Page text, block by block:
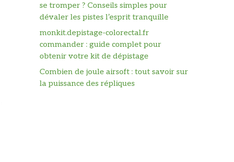
se tromper ? Conseils simples pour
dévaler les pistes l’esprit tranquille
monkit.depistage-colorectal.fr
commander : guide complet pour
obtenir votre kit de dépistage
Combien de joule airsoft : tout savoir sur
la puissance des répliques